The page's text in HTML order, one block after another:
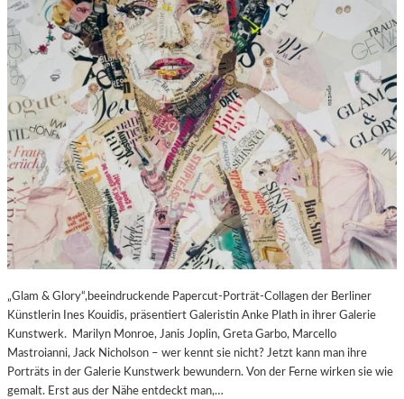
„Glam & Glory“,beeindruckende Papercut-Porträt-Collagen der Berliner
Künstlerin Ines Kouidis, präsentiert Galeristin Anke Plath in ihrer Galerie
Kunstwerk. Marilyn Monroe, Janis Joplin, Greta Garbo, Marcello
Mastroianni, Jack Nicholson – wer kennt sie nicht? Jetzt kann man ihre
Porträts in der Galerie Kunstwerk bewundern. Von der Ferne wirken sie wie
gemalt. Erst aus der Nähe entdeckt man,…